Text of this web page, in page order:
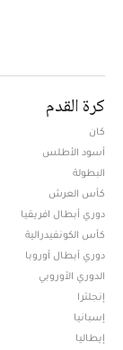
كرة القدم
كان
أسود الأطلس
البطولة
كأس العرش
دوري أبطال افريقيا
كأس الكونفيدرالية
دوري أبطال أوروبا
الدوري الأوروبي
إنجلترا
إسبانيا
إيطاليا